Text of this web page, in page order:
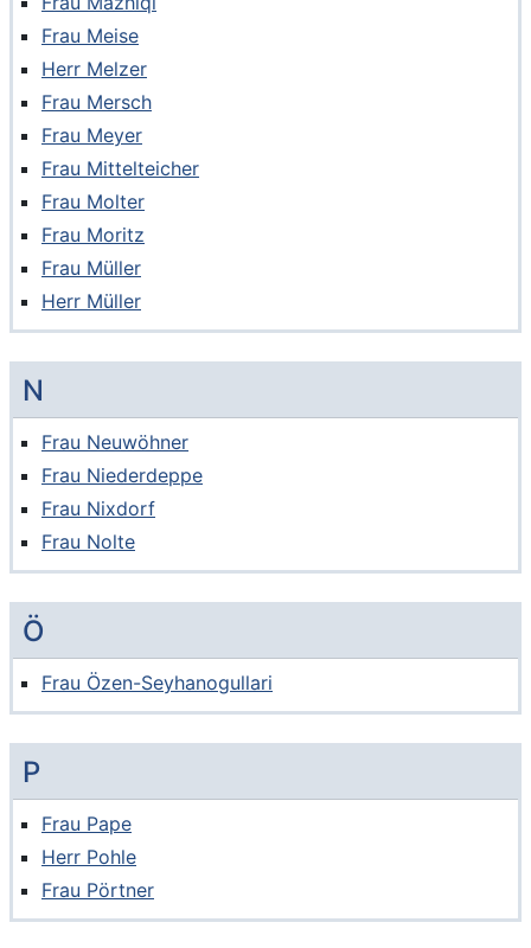
Frau Meise
Herr Melzer
Frau Mersch
Frau Meyer
Frau Mittelteicher
Frau Molter
Frau Moritz
Frau Müller
Herr Müller
N
Frau Neuwöhner
Frau Niederdeppe
Frau Nixdorf
Frau Nolte
Ö
Frau Özen-Seyhanogullari
P
Frau Pape
Herr Pohle
Frau Pörtner